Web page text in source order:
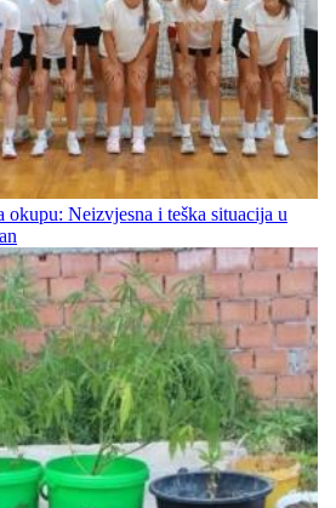
okupu: Neizvjesna i teška situacija u